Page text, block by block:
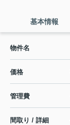
基本情報
物件名
価格
管理費
間取り / 詳細